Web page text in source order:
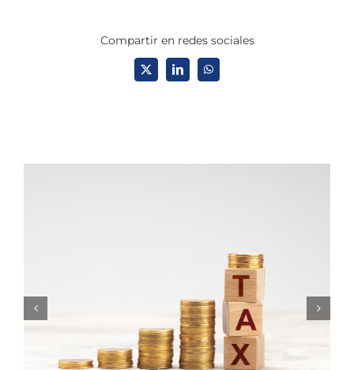
Compartir en redes sociales
X LinkedInWhatsApp